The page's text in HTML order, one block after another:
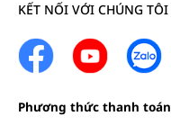
KẾT NỐI VỚI CHÚNG TÔI
Phương thức thanh toán